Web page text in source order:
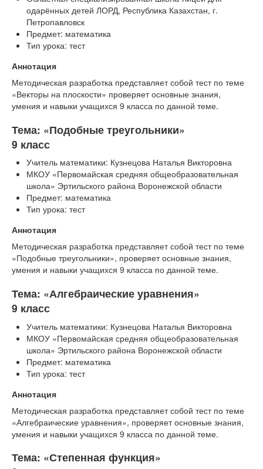
одарённых детей ЛОРД, Республика Казахстан, г.
Петропавловск
Предмет: математика
Тип урока: тест
Аннотация
Методическая разработка представляет собой тест по теме
«Векторы на плоскости» проверяет основные знания,
умения и навыки учащихся 9 класса по данной теме.
Тема: «Подобные треугольники»
9 класс
Учитель математики: Кузнецова Наталья Викторовна
МКОУ «Первомайская средняя общеобразовательная
школа» Эртильского района Воронежской области
Предмет: математика
Тип урока: тест
Аннотация
Методическая разработка представляет собой тест по теме
«Подобные треугольники», проверяет основные знания,
умения и навыки учащихся 9 класса по данной теме.
Тема: «Алгебраические уравнения»
9 класс
Учитель математики: Кузнецова Наталья Викторовна
МКОУ «Первомайская средняя общеобразовательная
школа» Эртильского района Воронежской области
Предмет: математика
Тип урока: тест
Аннотация
Методическая разработка представляет собой тест по теме
«Алгебраические уравнения», проверяет основные знания,
умения и навыки учащихся 9 класса по данной теме.
Тема: «Степенная функция»